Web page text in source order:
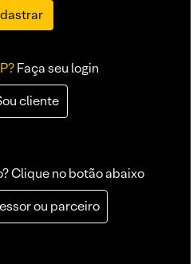
Faça seu login
cliente
Clique no botão abaixo
ou parceiro